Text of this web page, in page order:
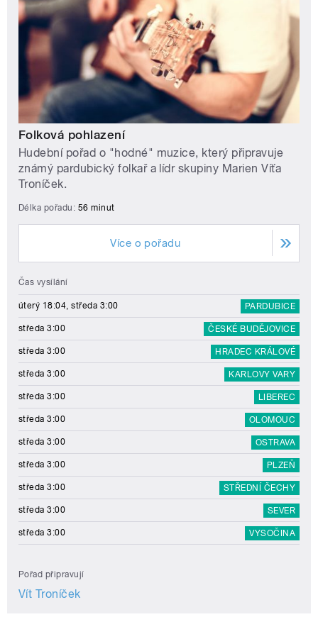
Folková pohlazení
Hudební pořad o "hodné" muzice, který připravuje
známý pardubický folkař a lídr skupiny Marien Víťa
Troníček.
Délka pořadu: 56 minut
Více o pořadu
Čas vysílání
úterý 18:04, středa 3:00 PARDUBICE
středa 3:00 ČESKÉ BUDĚJOVICE
středa 3:00 HRADEC KRÁLOVÉ
středa 3:00 KARLOVY VARY
středa 3:00 LIBEREC
středa 3:00 OLOMOUC
středa 3:00 OSTRAVA
středa 3:00 PLZEŇ
středa 3:00 STŘEDNÍ ČECHY
středa 3:00 SEVER
středa 3:00 VYSOČINA
Pořad připravují
Vít Troníček